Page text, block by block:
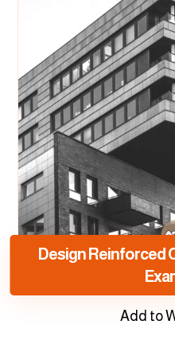
Design Reinforced
Add to